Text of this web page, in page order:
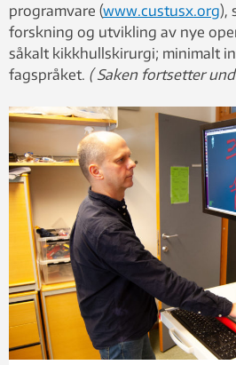
programvare (www.custusx.org),
forskning og utvikling av nye
såkalt kikkhullskirurgi; minimalt
fagspråket. ( Saken fortsetter